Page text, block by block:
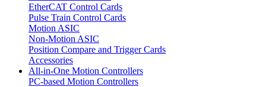
EtherCAT Control Cards
Pulse Train Control Cards
Motion ASIC
Non-Motion ASIC
Position Compare and Trigger Cards
Accessories
All-in-One Motion Controllers
PC-based Motion Controllers